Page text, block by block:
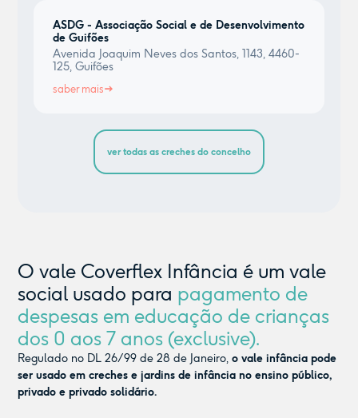
ASDG - Associação Social e de Desenvolvimento
de Guifões
Avenida Joaquim Neves dos Santos, 1143, 4460-
125, Guifões
saber mais
ver todas as creches do concelho
O vale Coverflex Infância é um vale
social usado para pagamento de
despesas em educação de crianças
dos 0 aos 7 anos (exclusive).
Regulado no DL 26/99 de 28 de Janeiro,o vale infância pode
ser usado em creches e jardins de infância no ensino público,
privado e privado solidário.